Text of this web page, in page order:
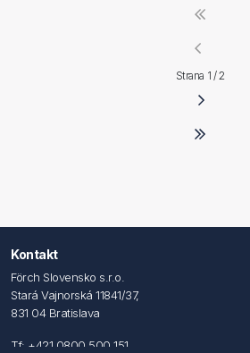
Strana 1 / 2
Kontakt
Förch Slovensko s.r.o.
Stará Vajnorská 11841/37,
831 04 Bratislava
Tf: +421 0800 500 151